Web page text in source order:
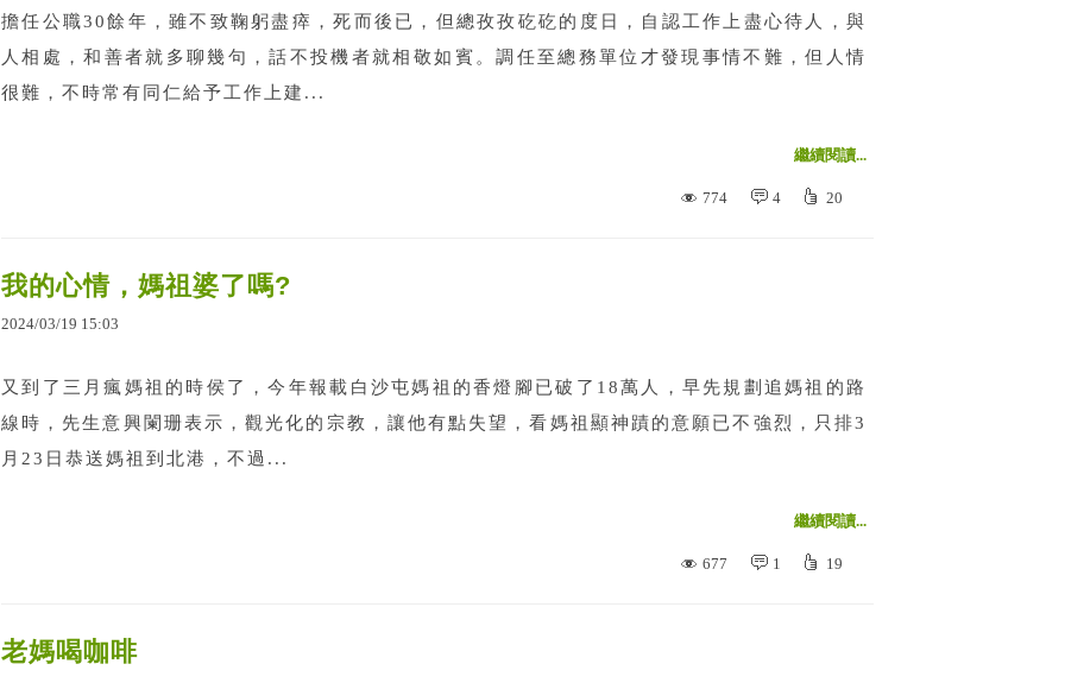
擔任公職30餘年，雖不致鞠躬盡瘁，死而後已，但總孜孜矻矻的度日，自認工作上盡心待人，與
人相處，和善者就多聊幾句，話不投機者就相敬如賓。調任至總務單位才發現事情不難，但人情
很難，不時常有同仁給予工作上建...
繼續閱讀...
774 4 20
我的心情，媽祖婆了嗎?
2024/03/19 15:03
又到了三月瘋媽祖的時侯了，今年報載白沙屯媽祖的香燈腳已破了18萬人，早先規劃追媽祖的路
線時，先生意興闌珊表示，觀光化的宗教，讓他有點失望，看媽祖顯神蹟的意願已不強烈，只排3
月23日恭送媽祖到北港，不過...
繼續閱讀...
677 1 19
老媽喝咖啡